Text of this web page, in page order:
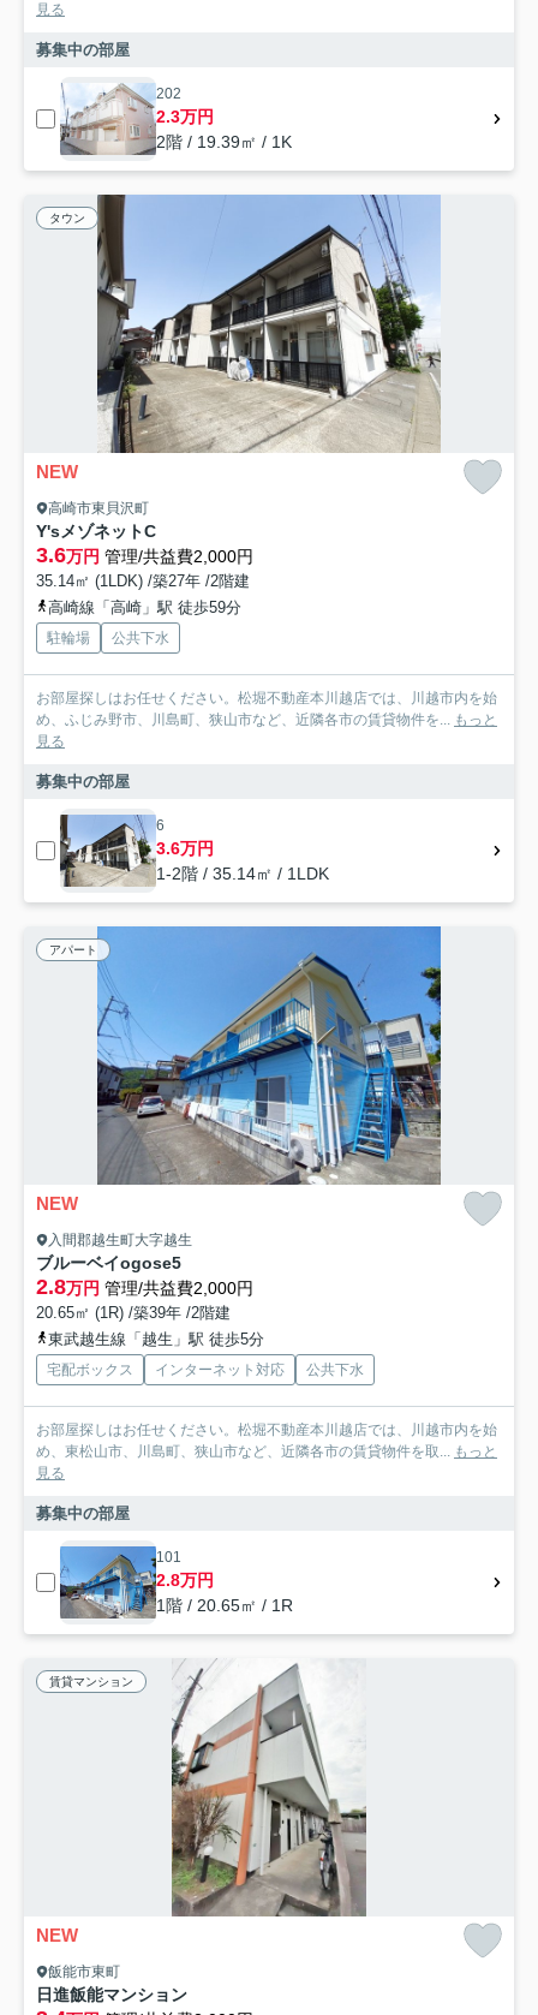
見る
募集中の部屋
202
2.3万円
2階 / 19.39㎡ / 1K
タウン
NEW
高崎市東貝沢町
Y'sメゾネットC
3.6万円 管理/共益費2,000円
35.14㎡ (1LDK) /築27年 /2階建
高崎線「高崎」駅 徒歩59分
駐輪場 公共下水
お部屋探しはお任せください。松堀不動産本川越店では、川越市内を始
め、ふじみ野市、川島町、狭山市など、近隣各市の賃貸物件を... もっと
見る
募集中の部屋
6
3.6万円
1-2階 / 35.14㎡ / 1LDK
アパート
NEW
入間郡越生町大字越生
ブルーベイogose5
2.8万円 管理/共益費2,000円
20.65㎡ (1R) /築39年 /2階建
東武越生線「越生」駅 徒歩5分
宅配ボックス インターネット対応 公共下水
お部屋探しはお任せください。松堀不動産本川越店では、川越市内を始
め、東松山市、川島町、狭山市など、近隣各市の賃貸物件を取... もっと
見る
募集中の部屋
101
2.8万円
1階 / 20.65㎡ / 1R
賃貸マンション
NEW
飯能市東町
日進飯能マンション